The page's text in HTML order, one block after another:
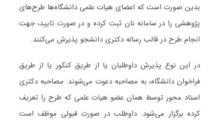
بدین صورت است که اعضای هیات علمی دانشگاه‌ها طرح‌های
پژوهشی را در سامانه نان ثبت کرده و در صورت تایید، جهت
انجام طرح در قالب رساله دکتری دانشجو پذیرش می‌کنند.
در این نوع پذیرش داوطلبان یا از طریق کنکور یا از طریق
فراخوان دانشگاه، به مصاحبه دعوت می‌شوند. مصاحبه دکتری
استاد محور توسط همان عضو هیات علمی که طرح را تعریف
کرده برگزار می‌شود. داوطلب در صورت قبولی موظف است